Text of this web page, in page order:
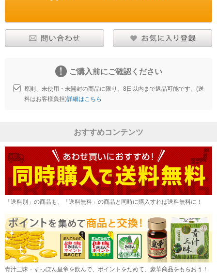
ご購入前にご確認ください
原則、未使用・未開封の商品に限り、8日以内まで返品可能です。(送
料はお客様負担)詳細はこちら
おすすめコンテンツ
「送料別」の商品も、「送料無料」の商品と同時に購入すれば送料無料に！
青汁三昧・すっぽん皇帝を飲んで、ポイントをためて、豪華商品をもらおう！